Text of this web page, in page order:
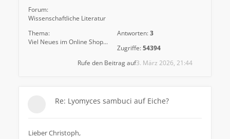
Forum:
Wissenschaftliche Literatur
Thema:
Viel Neues im Online Shop...
Antworten:3
Zugriffe:54394
3. März 2026, 21:44
Rufe den Beitrag auf
Re: Lyomyces sambuci auf Eiche?
Lieber Christoph,